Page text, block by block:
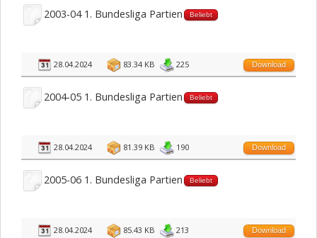
2003-04 1. Bundesliga Partien Beliebt
28.04.2024 83.34 KB 225 Download
2004-05 1. Bundesliga Partien Beliebt
28.04.2024 81.39 KB 190 Download
2005-06 1. Bundesliga Partien Beliebt
28.04.2024 85.43 KB 213 Download